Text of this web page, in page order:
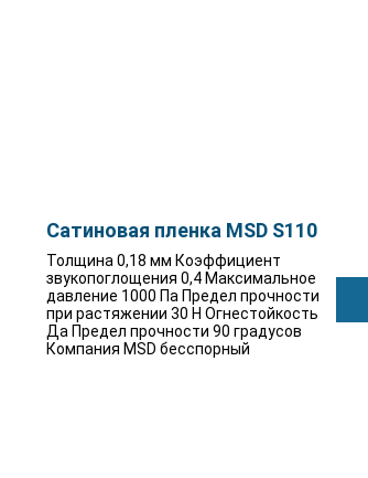
Сатиновая пленка MSD S110
Толщина 0,18 мм Коэффициент
звукопоглощения 0,4 Максимальное
давление 1000 Па Предел прочности
при растяжении 30 Н Огнестойкость
Да Предел прочности 90 градусов
Компания MSD бесспорный